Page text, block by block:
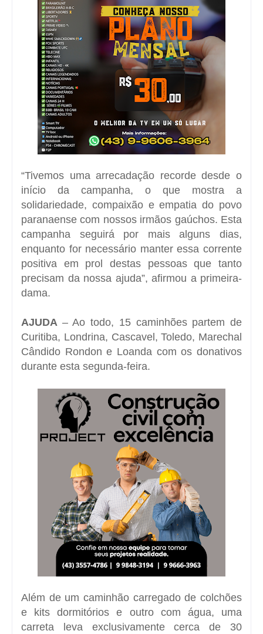
“Tivemos uma arrecadação recorde desde o
início da campanha, o que mostra a
solidariedade, compaixão e empatia do povo
paranaense com nossos irmãos gaúchos. Esta
campanha seguirá por mais alguns dias,
enquanto for necessário manter essa corrente
positiva em prol destas pessoas que tanto
precisam da nossa ajuda”, afirmou a primeira-
dama.
AJUDA – Ao todo, 15 caminhões partem de
Curitiba, Londrina, Cascavel, Toledo, Marechal
Cândido Rondon e Loanda com os donativos
durante esta segunda-feira.
Além de um caminhão carregado de colchões
e kits dormitórios e outro com água, uma
carreta leva exclusivamente cerca de 30